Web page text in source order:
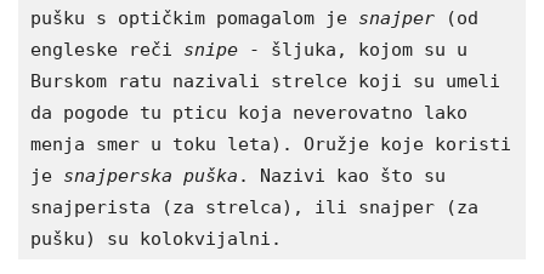
pušku s optičkim pomagalom je snajper (od
engleske reči snipe - šljuka, kojom su u
Burskom ratu nazivali strelce koji su umeli
da pogode tu pticu koja neverovatno lako
menja smer u toku leta). Oružje koje koristi
je snajperska puška . Nazivi kao što su
snajperista (za strelca), ili snajper (za
pušku) su kolokvijalni.